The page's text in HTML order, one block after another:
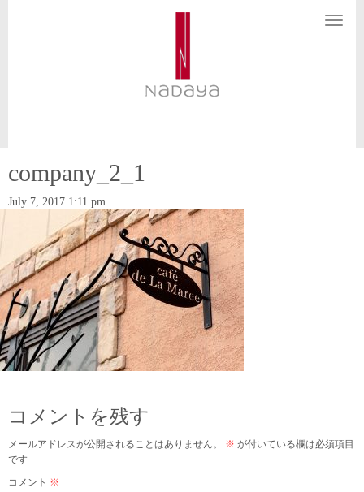
N
company_2_1
July 7, 2017 1:11 pm
コメントを残す
メールアドレスが公開されることはありません。 ※ が付いている欄は必須項目
です
コメント ※